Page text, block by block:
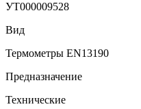
УТ000009528
Вид
Термометры EN13190
Предназначение
Технические